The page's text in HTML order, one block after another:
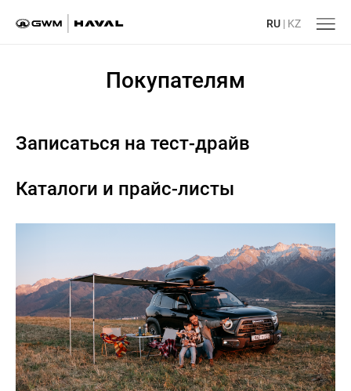
RU | KZ
Покупателям
Записаться на тест-драйв
Каталоги и прайс-листы